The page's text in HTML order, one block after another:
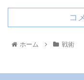
コ
ホーム 戦術